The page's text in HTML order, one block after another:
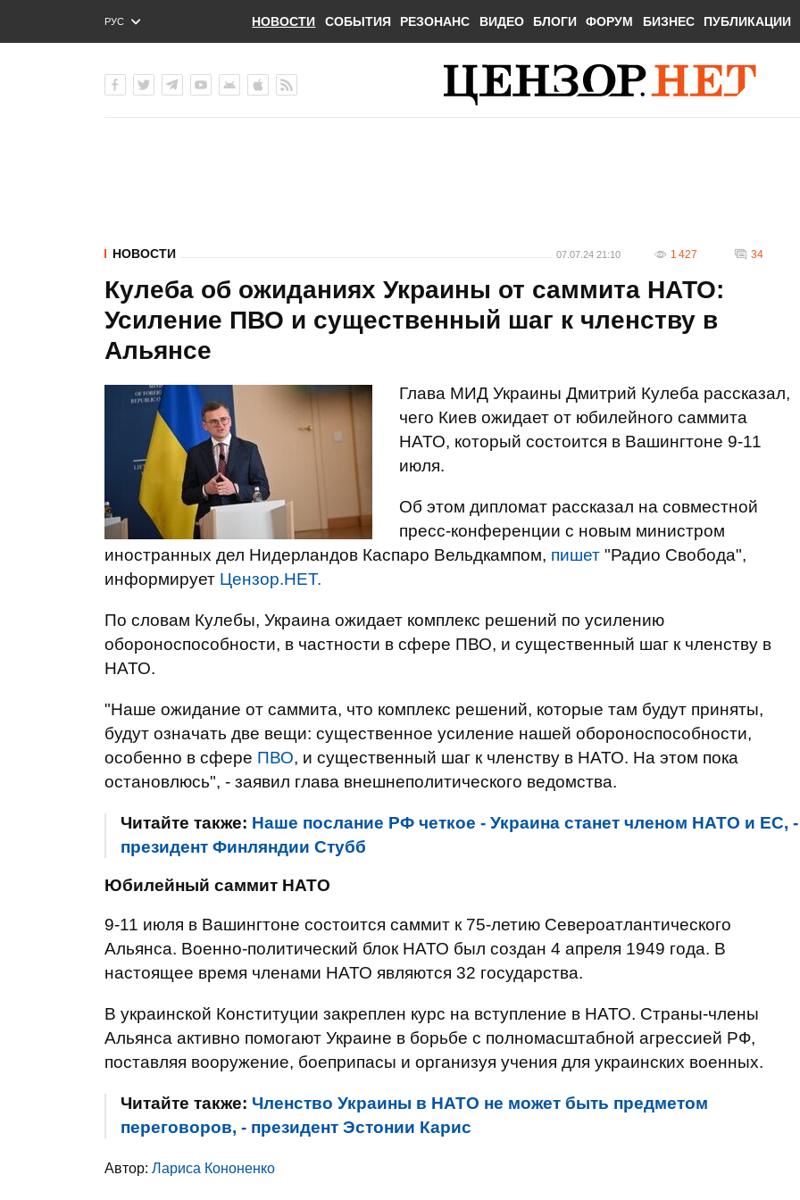
РУС
ENG
НОВОСТИ СОБЫТИЯ РЕЗОНАНС ВИДЕО БЛОГИ ФОРУМ БИЗНЕС ПУБЛИКАЦИИ
НОВОСТИ 07.07.24 21:10 1 427 34
Кулеба об ожиданиях Украины от саммита НАТО:
Усиление ПВО и существенный шаг к членству в
Альянсе
Глава МИД Украины Дмитрий Кулеба рассказал,
чего Киев ожидает от юбилейного саммита
НАТО, который состоится в Вашингтоне 9-11
июля.
Об этом дипломат рассказал на совместной
пресс-конференции с новым министром
иностранных дел Нидерландов Каспаро Вельдкампом, пишет "Радио Свобода",
информирует Цензор.НЕТ.
По словам Кулебы, Украина ожидает комплекс решений по усилению
обороноспособности, в частности в сфере ПВО, и существенный шаг к членству в
НАТО.
"Наше ожидание от саммита, что комплекс решений, которые там будут приняты,
будут означать две вещи: существенное усиление нашей обороноспособности,
особенно в сфере ПВО, и существенный шаг к членству в НАТО. На этом пока
остановлюсь", - заявил глава внешнеполитического ведомства.
Читайте также: Наше послание РФ четкое - Украина станет членом НАТО и ЕС, -
президент Финляндии Стубб
Юбилейный саммит НАТО
9-11 июля в Вашингтоне состоится саммит к 75-летию Североатлантического
Альянса. Военно-политический блок НАТО был создан 4 апреля 1949 года. В
настоящее время членами НАТО являются 32 государства.
В украинской Конституции закреплен курс на вступление в НАТО. Страны-члены
Альянса активно помогают Украине в борьбе с полномасштабной агрессией РФ,
поставляя вооружение, боеприпасы и организуя учения для украинских военных.
Читайте также: Членство Украины в НАТО не может быть предметом
переговоров, - президент Эстонии Карис
Автор: Лариса Кононенко